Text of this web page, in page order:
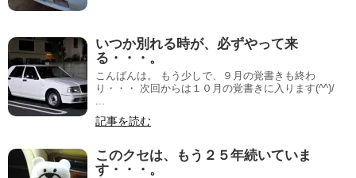
いつか別れる時が、必ずやって来
る・・・。
こんばんは。 もう少しで、９月の覚書きも終わ
り・・・ 次回からは１０月の覚書きに入ります(^^)/
記事を読む
このクセは、もう２５年続いていま
す・・・。